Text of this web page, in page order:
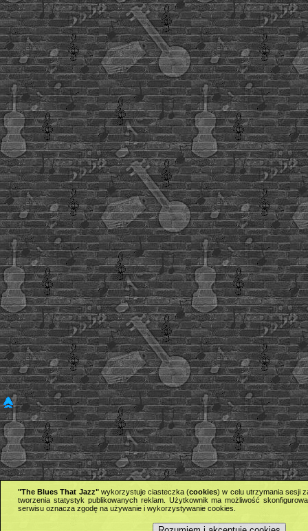
"The Blues That Jazz"wykorzystuje ciasteczka (cookies) w celu utrzymania sesji
tworzenia statystyk publikowanych reklam. Użytkownik ma możliwość
serwisu oznacza zgodę na używanie i wykorzystywanie cookies.